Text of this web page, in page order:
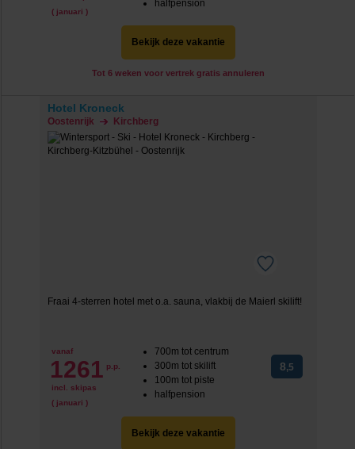
( januari )
halfpension
Bekijk deze vakantie
Tot 6 weken voor vertrek gratis annuleren
Hotel Kroneck
Oostenrijk Kirchberg
Fraai 4-sterren hotel met o.a. sauna, vlakbij de Maierl skilift!
vanaf
1261 p.p.
incl. skipas
( januari )
700m tot centrum
300m tot skilift
100m tot piste
halfpension
8,5
Bekijk deze vakantie